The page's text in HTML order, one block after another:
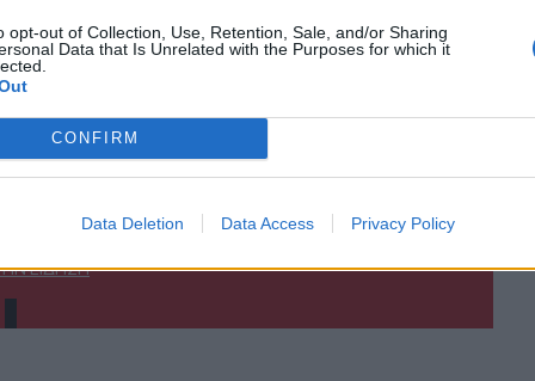
opt-out of Collection, Use, Retention, Sale, and/or Sharing
Data that Is Unrelated with the Purposes for which it
CONFIRM
Data Deletion Data Access Privacy Policy
TAGS
ΕΊΔΗΣΗ